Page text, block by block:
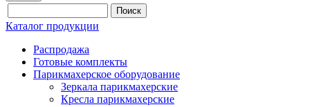
Каталог продукции
Распродажа
Готовые комплекты
Парикмахерское оборудование
Зеркала парикмахерские
Кресла парикмахерские